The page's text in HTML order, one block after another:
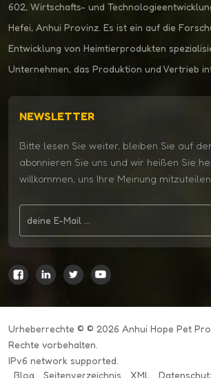
602, Wirtschafts- und
Hefei, Anhui Provinz. Es ist ein auf die
Entwicklung von Heimtierprodukten
Unternehmen, das Produktion und Vertrieb
NEWSLETTER
Bitte lesen Sie weiter, bleiben Sie auf
abonnieren Sie uns und wir heißen Sie
willkommen, uns Ihre Meinung mitzuteilen.
Urheberrechte © © 2026 Anhui Hope Pet
Rechte vorbehalten.
IPv6 network supported.
Blog
Seitenverzeichnis XML